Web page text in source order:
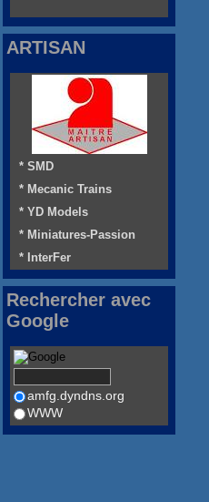
ARTISAN
* SMD
* Mecanic Trains
* YD Models
* Miniatures-Passion
* InterFer
Rechercher avec
Google
amfg.dyndns.org
WWW